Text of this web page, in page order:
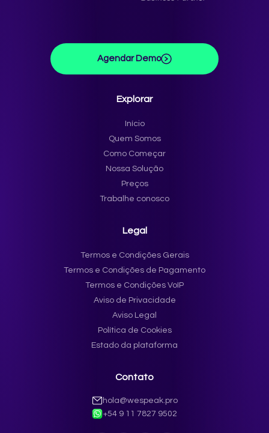
Agendar Demo
Explorar
Início
Quem Somos
Como Começar
Nossa Solução
Preços
Trabalhe conosco
Legal
Termos e Condições Gerais
Termos e Condições de Pagamento
Termos e Condições VoIP
Aviso de Privacidade
Aviso Legal
Política de Cookies
Estado da plataforma
Contato
hola@wespeak.pro
+54 9 11 7827 9502